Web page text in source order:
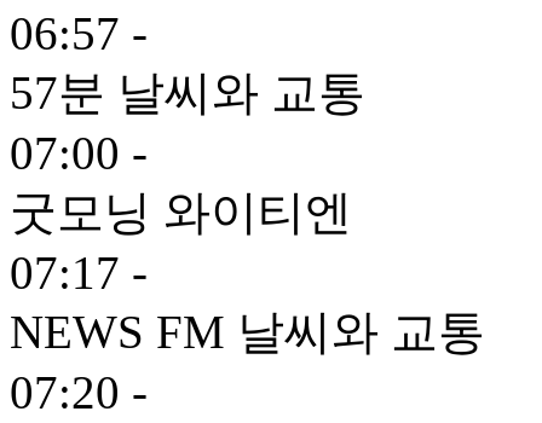
06:57 -
57분 날씨와 교통
07:00 -
굿모닝 와이티엔
07:17 -
NEWS FM 날씨와 교통
07:20 -